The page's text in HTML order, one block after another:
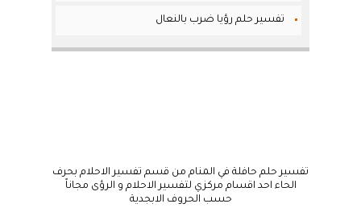
تفسير حلم رؤيا ضرب بالنعال
تفسير حلم حافلة في المنام من قسم تفسير الاحلام بحرف
الحاء احد اقسام مركزي لتفسير الاحلام و الرؤى مجاناً
حسب الحروف الابجدية